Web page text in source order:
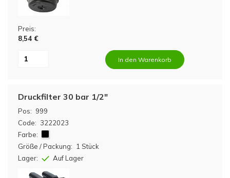
Preis:
8,54 €
In den Warenkorb
Pos: 999
Code: 3222023
Druckfilter 30 bar 1/2"
Farbe:
Größe / Packung:
1 Stück
Lager:
Auf Lager